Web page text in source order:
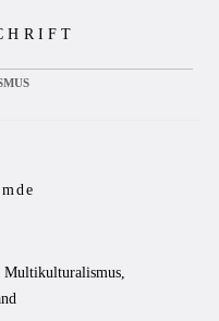
Multikulturalismus,